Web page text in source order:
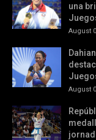
una
August
August